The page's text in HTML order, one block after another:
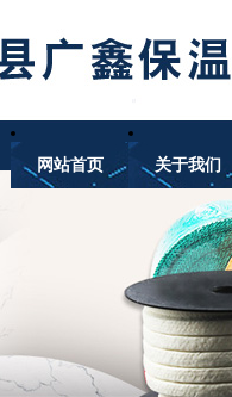
网站首页 关于我们